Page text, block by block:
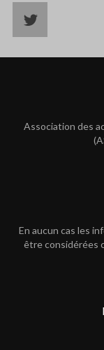
Association des
En aucun cas les
être considérées